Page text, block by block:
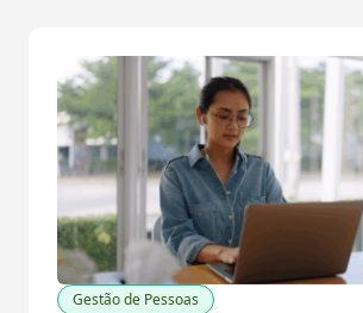
Gestão de Pessoas